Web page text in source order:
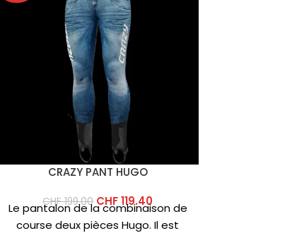
CRAZY PANT HUGO
CHF199.00 CHF119.40
Le pantalon de la combinaison de
course deux pièces Hugo. Il est